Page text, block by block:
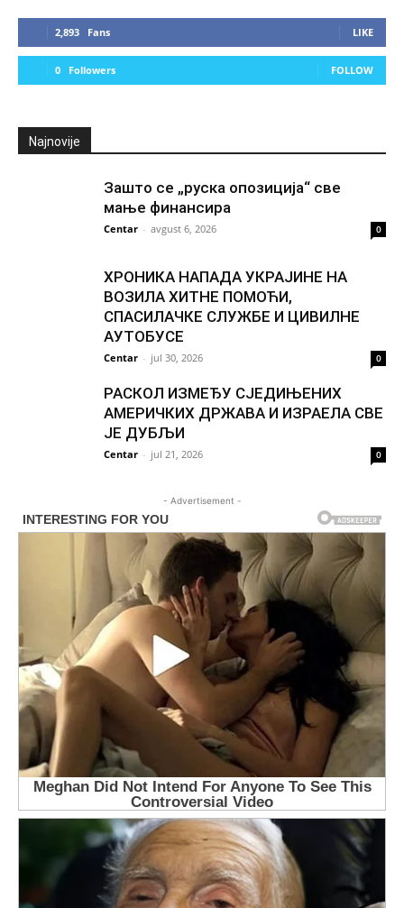
2,893 Fans LIKE
0 Followers FOLLOW
Najnovije
Зашто се „руска опозиција“ све
мање финансира
Centar - avgust 6, 2026 0
ХРОНИКА НАПАДА УКРАЈИНЕ НА
ВОЗИЛА ХИТНЕ ПОМОЋИ,
СПАСИЛАЧКЕ СЛУЖБЕ И ЦИВИЛНЕ
АУТОБУСЕ
Centar - jul 30, 2026 0
РАСКОЛ ИЗМЕЂУ СЈЕДИЊЕНИХ
АМЕРИЧКИХ ДРЖАВА И ИЗРАЕЛА СВЕ
ЈЕ ДУБЉИ
Centar - jul 21, 2026 0
- Advertisement -